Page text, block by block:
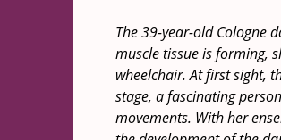
The 39-year-old Cologne
muscle tissue is forming,
wheelchair. At first sight,
stage, a fascinating
movements. With her